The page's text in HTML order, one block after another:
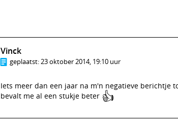
Vinck
geplaatst:23 oktober 2014, 19:10 uur
Iets meer dan een jaar na m'n negatieve berichtje
bevalt me al een stukje beter 👍